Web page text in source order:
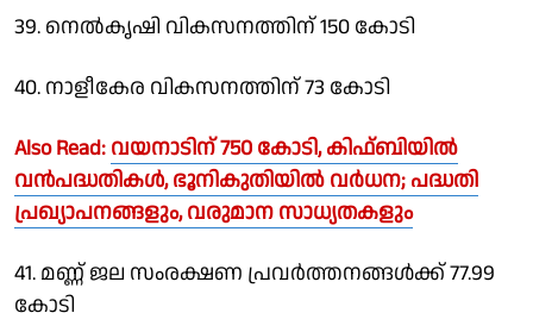
39. നെല്‍കൃഷി വികസനത്തിന് 150 കോടി
40. നാളീകേര വികസനത്തിന് 73 കോടി
Also Read: വയനാടിന് 750 കോടി, കിഫ്‌ബിയിൽ
വൻപദ്ധതികൾ, ഭൂനികുതിയിൽ വർധന; പദ്ധതി
പ്രഖ്യാപനങ്ങളും, വരുമാന സാധ്യതകളും
41. മണ്ണ് ജല സംരക്ഷണ പ്രവര്‍ത്തനങ്ങള്‍ക്ക് 77.99
കോടി